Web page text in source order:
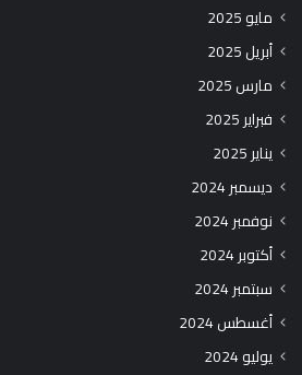
مايو 2025
أبريل 2025
مارس 2025
فبراير 2025
يناير 2025
ديسمبر 2024
نوفمبر 2024
أكتوبر 2024
سبتمبر 2024
أغسطس 2024
يوليو 2024